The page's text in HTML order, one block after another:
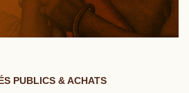
PUBLICS & ACHATS